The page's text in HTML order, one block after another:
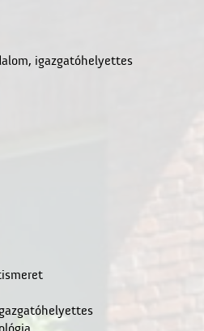
igazgatóhelyettes